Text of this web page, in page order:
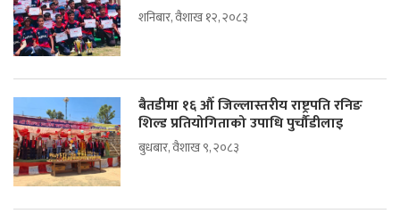
शनिबार, वैशाख १२, २०८३
बैतडीमा १६ औँ जिल्लास्तरीय राष्ट्रपति रनिङ
शिल्ड प्रतियोगिताको उपाधि पुर्चौडीलाइ
बुधबार, वैशाख ९, २०८३